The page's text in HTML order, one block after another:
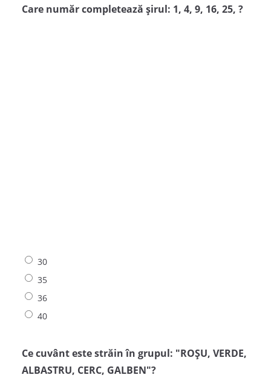
Care număr completează șirul: 1, 4, 9, 16, 25, ?
30
35
36
40
Ce cuvânt este străin în grupul: "ROȘU, VERDE,
ALBASTRU, CERC, GALBEN"?